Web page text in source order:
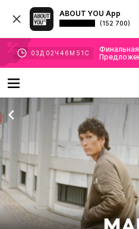
ABOUT YOU App
(152 700)
03 Д 02 Ч 46 М 50 С